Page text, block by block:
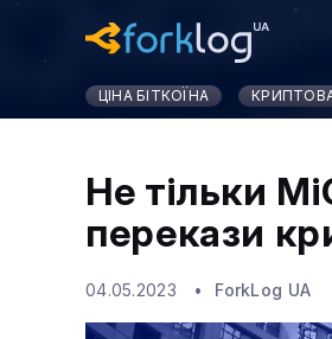
ЦІНА БІТКОЇНА
Не тільки
перекази
04.05.2023 ForkLog UA